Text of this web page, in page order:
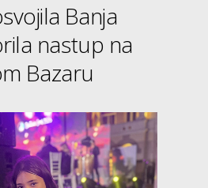
Banja
nastup na
Bazaru